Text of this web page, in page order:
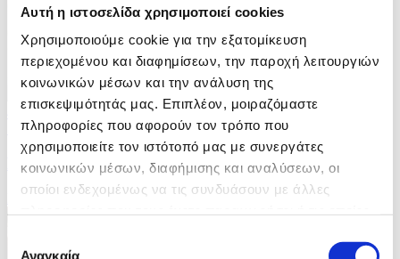
Αυτή η ιστοσελίδα χρησιμοποιεί cookies
Χρησιμοποιούμε cookie για την εξατομίκευση
περιεχομένου και διαφημίσεων, την παροχή λειτουργιών
κοινωνικών μέσων και την ανάλυση της
επισκεψιμότητάς μας. Επιπλέον, μοιραζόμαστε
πληροφορίες που αφορούν τον τρόπο που
χρησιμοποιείτε τον ιστότοπό μας με συνεργάτες
κοινωνικών μέσων, διαφήμισης και αναλύσεων, οι
οποίοι ενδεχομένως να τις συνδυάσουν με άλλες
των υπηρεσιών τους.
Αναγκαία
4 Φωτογραφίες
15/07/2026 19:46
Η Πρόεδρος της Κομισιόν επισκέφθηκε το Κίεβο
ID: 10613131